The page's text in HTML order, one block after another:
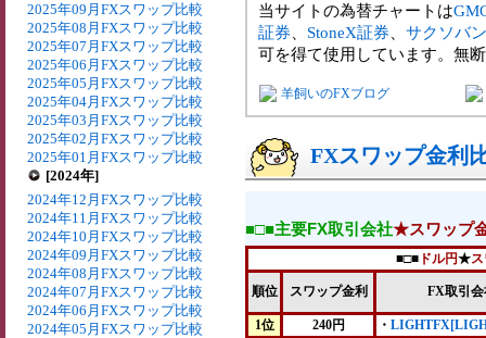
2025年09月FXスワップ比較
2025年08月FXスワップ比較
2025年07月FXスワップ比較
2025年06月FXスワップ比較
2025年05月FXスワップ比較
2025年04月FXスワップ比較
2025年03月FXスワップ比較
2025年02月FXスワップ比較
2025年01月FXスワップ比較
[2024年]
2024年12月FXスワップ比較
2024年11月FXスワップ比較
2024年10月FXスワップ比較
2024年09月FXスワップ比較
2024年08月FXスワップ比較
2024年07月FXスワップ比較
2024年06月FXスワップ比較
2024年05月FXスワップ比較
当サイトの為替チャートは
証券
StoneX証券
サクソバ
可を得て使用しています。無
羊飼いのFXブログ
FXスワップ金利
■□■主要FX取引会社★スワップ
■□■ ドル円★
順位 スワップ金利 FX取引会
1位 240円 ・